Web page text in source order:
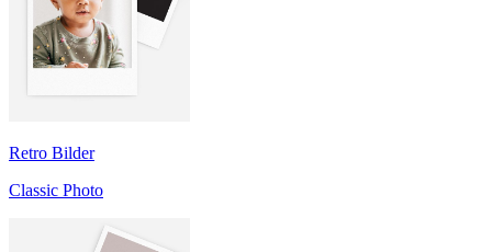
Retro Bilder
Classic Photo